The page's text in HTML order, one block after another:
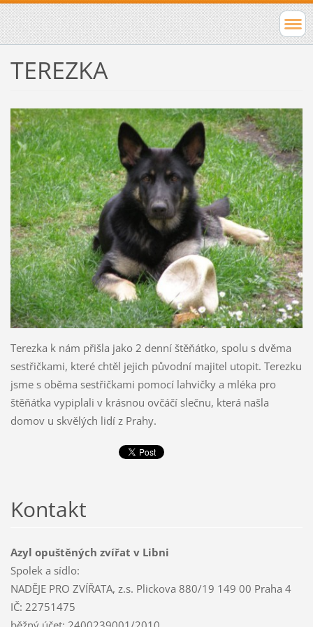
TEREZKA
Terezka k nám přišla jako 2 denní štěňátko, spolu s dvěma
sestřičkami, které chtěl jejich původní majitel utopit. Terezku
jsme s oběma sestřičkami pomocí lahvičky a mléka pro
štěňátka vypiplali v krásnou ovčáčí slečnu, která našla
domov u skvělých lidí z Prahy.
Kontakt
Azyl opuštěných zvířat v Libni
Spolek a sídlo:
NADĚJE PRO ZVÍŘATA, z.s. Plickova 880/19 149 00 Praha 4
IČ: 22751475